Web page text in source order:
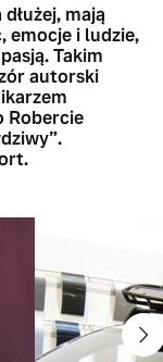
mają
emocje i ludzie,
Takim
autorski
Robercie